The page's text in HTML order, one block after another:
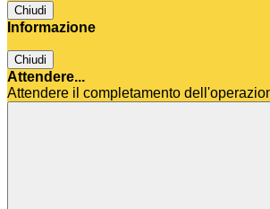
Chiudi
Informazione
Chiudi
Attendere...
Attendere il completamento